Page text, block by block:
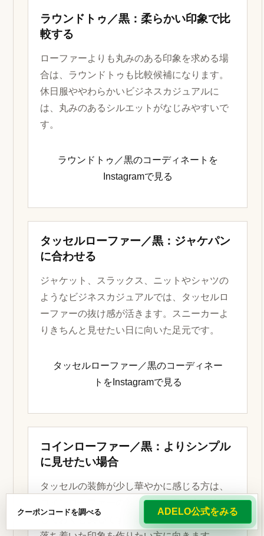
ラウンドトゥ／黒：柔らかい印象で比
較する
ローファーよりも丸みのある印象を求める場
合は、ラウンドトゥも比較候補になります。
休日服ややわらかいビジネスカジュアルに
は、丸みのあるシルエットがなじみやすいで
す。
ラウンドトゥ／黒のコーディネートを
Instagramで見る
タッセルローファー／黒：ジャケパン
に合わせる
ジャケット、スラックス、ニットやシャツの
ようなビジネスカジュアルでは、タッセルロ
ーファーの抜け感が活きます。スニーカーよ
りきちんと見せたい日に向いた足元です。
タッセルローファー／黒のコーディネー
トをInstagramで見る
コインローファー／黒：よりシンプル
に見せたい場合
タッセルの装飾が少し華やかに感じる方は、
コインローファーのシンプルな見え方も比較
しておくと安心です。オフィスカジュアルで
クーポンコードを調べる ADELO公式をみる